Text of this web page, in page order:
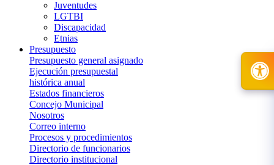
Juventudes
LGTBI
Discapacidad
Etnias
Presupuesto
Presupuesto general asignado
Ejecución presupuestal
histórica anual
Estados financieros
Concejo Municipal
Nosotros
Correo interno
Procesos y procedimientos
Directorio de funcionarios
Directorio institucional